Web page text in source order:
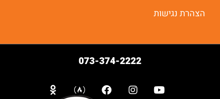
הצהרת נגישות
073-374-2222